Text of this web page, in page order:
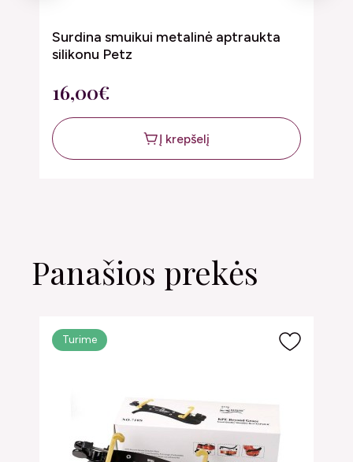
Surdina smuikui metalinė aptraukta
silikonu Petz
16,00€
Į krepšelį
Panašios prekės
Turime